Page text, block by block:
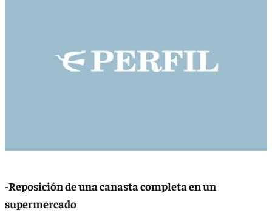
-Reposición de una canasta completa en un
supermercado